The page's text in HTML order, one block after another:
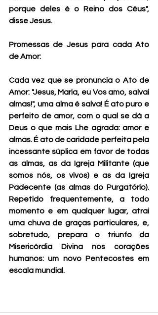
porque deles é o Reino dos Céus",
disse Jesus.
Promessas de Jesus para cada Ato
de Amor:
Cada vez que se pronuncia o Ato de
Amor: "Jesus, Maria, eu Vos amo, salvai
almas!", uma alma é salva! É ato puro e
perfeito de amor, com o qual se dá a
Deus o que mais Lhe agrada: amor e
almas. É ato de caridade perfeita pela
incessante súplica em favor de todas
as almas, as da Igreja Militante (que
somos nós, os vivos) e as da Igreja
Padecente (as almas do Purgatório).
Repetido frequentemente, a todo
momento e em qualquer lugar, atrai
uma chuva de graças particulares, e,
sobretudo, prepara o triunfo da
Misericórdia Divina nos corações
humanos: um novo Pentecostes em
escala mundial.